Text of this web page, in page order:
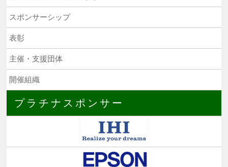
スポンサーシップ
表彰
主催・支援団体
開催組織
プラチナスポンサー